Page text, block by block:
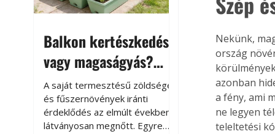
Balkon kertészkedés
vagy magaságyás?
Helytakarékos
kertészkedés
A saját termesztésű zöldségek
és fűszernövények iránti
érdeklődés az elmúlt években
látványosan megnőtt. Egyre
Nekünk,
ország
azonban
a fény, ami
ne legyen
teleltetési